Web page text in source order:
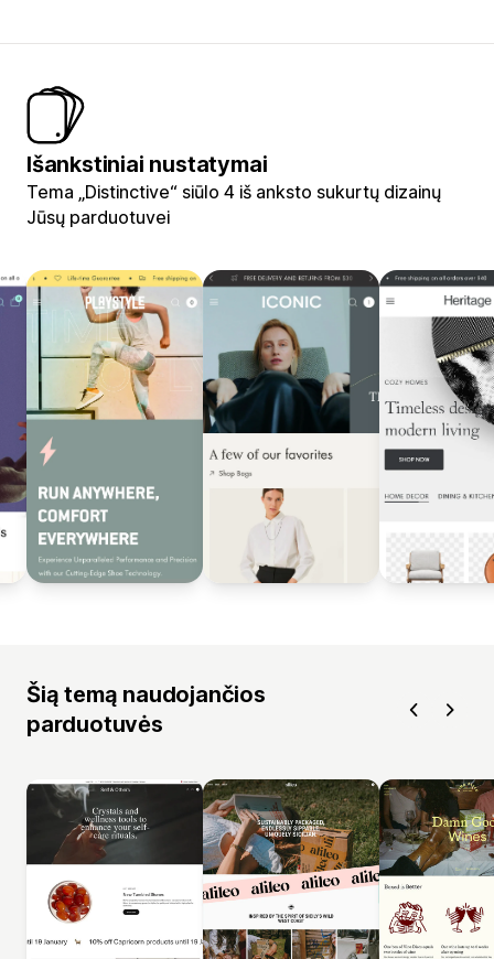
Išankstiniai nustatymai
Tema „Distinctive“ siūlo 4 iš anksto sukurtų dizainų
Jūsų parduotuvei
Šią temą naudojančios
parduotuvės